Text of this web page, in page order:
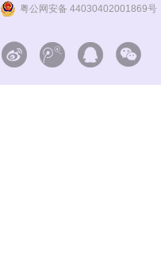
粤公网安备 44030402001869号
   